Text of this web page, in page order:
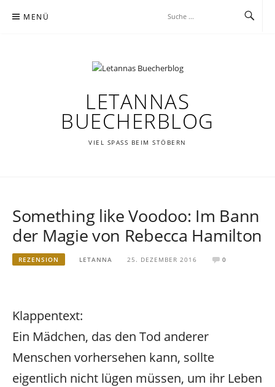
Inhalt MENÜ
LETANNAS
BUECHERBLOG
VIEL SPASS BEIM STÖBERN
Something like Voodoo: Im Bann
der Magie von Rebecca Hamilton
REZENSION LETANNA 25. DEZEMBER 2016 0
Klappentext:
Ein Mädchen, das den Tod anderer
Menschen vorhersehen kann, sollte
eigentlich nicht lügen müssen, um ihr Leben